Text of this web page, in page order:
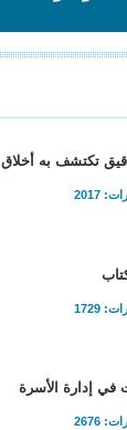
تكتشف به أخلاق
2017
1729
إدارة الأسرة
2676